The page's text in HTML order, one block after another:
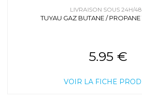
LIVRAISON SOUS 24H/
TUYAU GAZ BUTANE / PROPANE
5.95 €
VOIR LA FICHE